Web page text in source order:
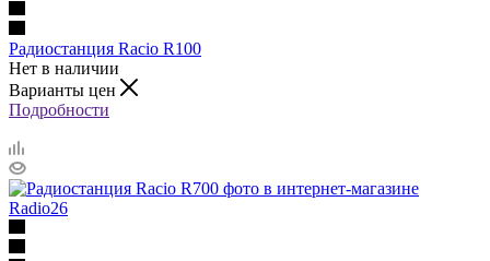
Радиостанция Racio R100
Нет в наличии
Варианты цен
Подробности